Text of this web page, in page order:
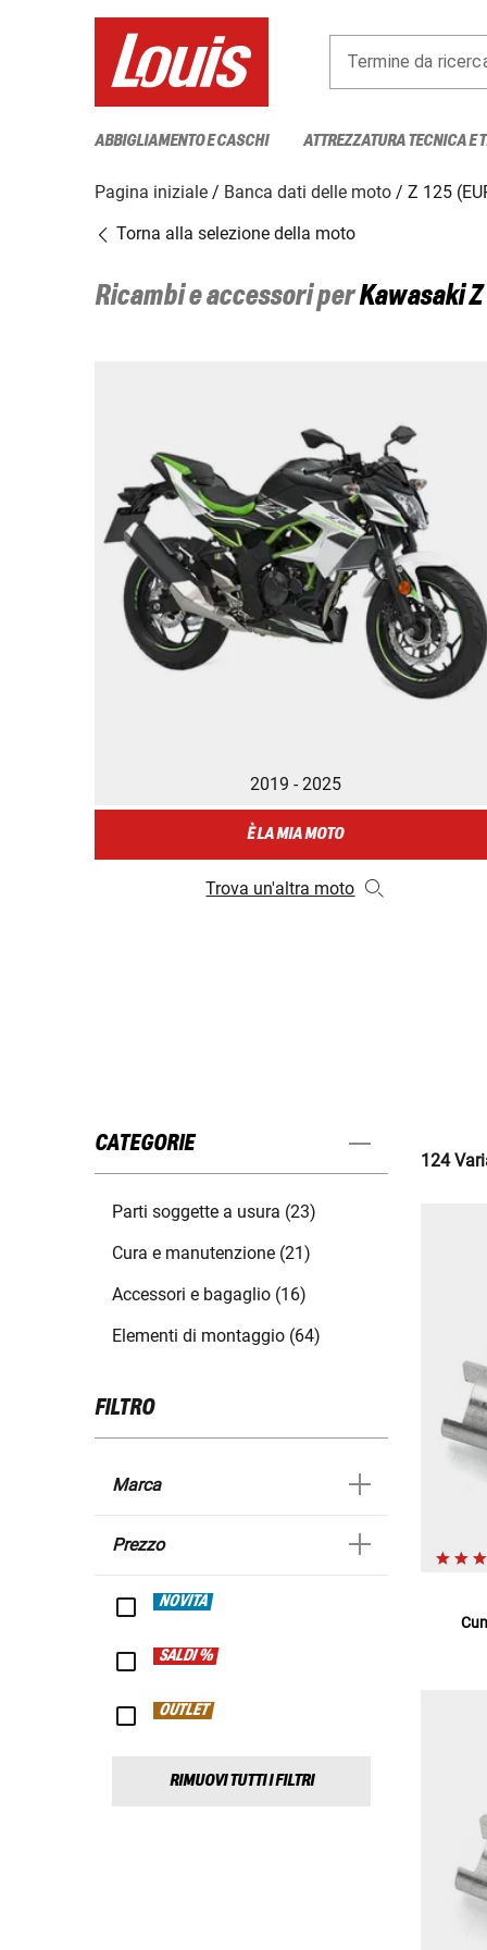
Termine da
ABBIGLIAMENTO E CASCHI ATTREZZATURA TECNICA E
Pagina iniziale Banca dati delle moto
Z 125
Torna alla selezione della moto
Ricambi e accessori perKawasaki
2019 - 2025
È LA MIA MOTO
Trova un'altra moto
CATEGORIE
Parti soggette a usura (23)
Cura e manutenzione (21)
Accessori e bagaglio (16)
Elementi di montaggio (64)
FILTRO
Marca
Prezzo
NOVITÀ
SALDI %
OUTLET
RIMUOVI TUTTI I FILTRI
124